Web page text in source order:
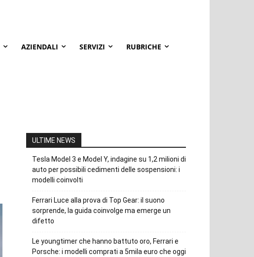
AZIENDALI SERVIZI RUBRICHE
ULTIME NEWS
Tesla Model 3 e Model Y, indagine su 1,2 milioni di
auto per possibili cedimenti delle sospensioni: i
modelli coinvolti
Ferrari Luce alla prova di Top Gear: il suono
sorprende, la guida coinvolge ma emerge un
difetto
Le youngtimer che hanno battuto oro, Ferrari e
Porsche: i modelli comprati a 5mila euro che oggi